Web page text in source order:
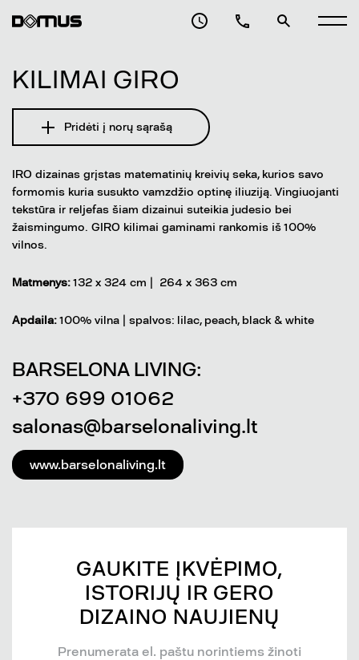
KILIMAI GIRO
Pridėti į norų sąrašą
IRO dizainas grįstas matematinių kreivių seka, kurios savo
formomis kuria susukto vamzdžio optinę iliuziją. Vingiuojanti
tekstūra ir reljefas šiam dizainui suteikia judesio bei
žaismingumo. GIRO kilimai gaminami rankomis iš 100%
vilnos.
Matmenys:132 x 324 cm | 264 x 363 cm
Apdaila:100% vilna | spalvos: lilac, peach, black & white
BARSELONA LIVING:
+370 699 01062
salonas@barselonaliving.lt
www.barselonaliving.lt
GAUKITE ĮKVĖPIMO,
ISTORIJŲ IR GERO
DIZAINO NAUJIENŲ
Prenumerata el. paštu norintiems žinoti